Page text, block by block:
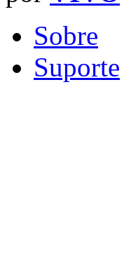
Sobre
Suporte